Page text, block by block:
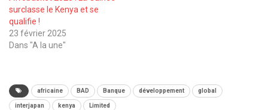
surclasse le Kenya et se
qualifie !
23 février 2025
Dans "A la une"
africaine BAD Banque développement global
interjapan kenya Limited